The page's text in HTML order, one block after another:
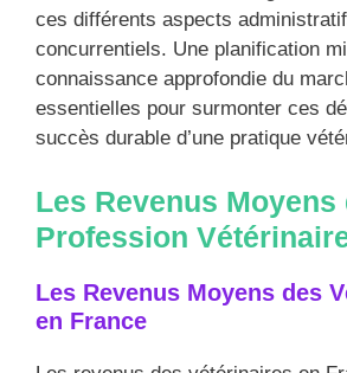
ces différents aspects
concurrentiels. Une planification
connaissance approfondie du
essentielles pour surmonter ces
succès durable d’une pratique
Les Revenus Moyens
Profession
Les Revenus Moyens des
en France